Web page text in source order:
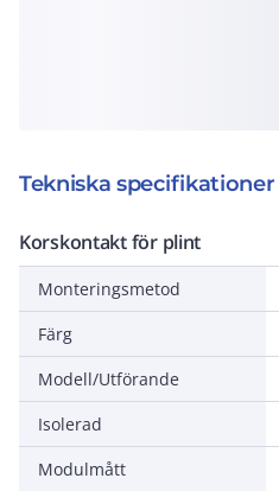
Tekniska specifikationer
Korskontakt för plint
Monteringsmetod
Färg
Modell/Utförande
Isolerad
Modulmått